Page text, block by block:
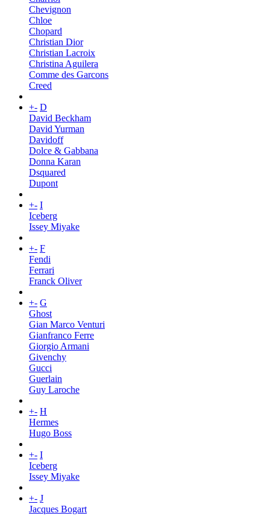
Chevignon
Chloe
Chopard
Christian Dior
Christian Lacroix
Christina Aguilera
Comme des Garcons
Creed
+- D
David Beckham
David Yurman
Davidoff
Dolce & Gabbana
Donna Karan
Dsquared
Dupont
+- I
Iceberg
Issey Miyake
+- F
Fendi
Ferrari
Franck Oliver
+- G
Ghost
Gian Marco Venturi
Gianfranco Ferre
Giorgio Armani
Givenchy
Gucci
Guerlain
Guy Laroche
+- H
Hermes
Hugo Boss
+- I
Iceberg
Issey Miyake
+- J
Jacques Bogart